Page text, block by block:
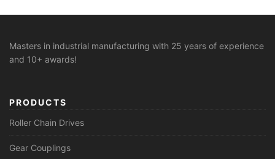
Masters in industrial manufacturing with 25 years of experience
and 10+ awards!
PRODUCTS
Roller Chain Drives
Gear Couplings